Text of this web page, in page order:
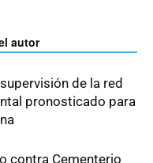
autor
de la red
pronosticado para
contra Cementerio